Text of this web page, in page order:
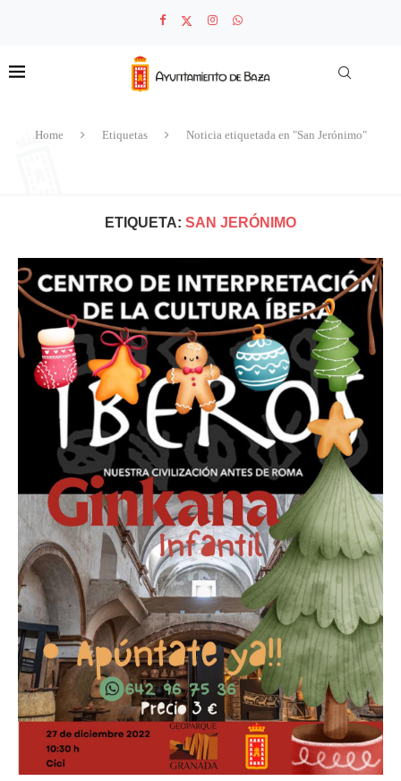
Home Etiquetas Noticia etiquetada en "San Jerónimo"
ETIQUETA: SAN JERÓNIMO